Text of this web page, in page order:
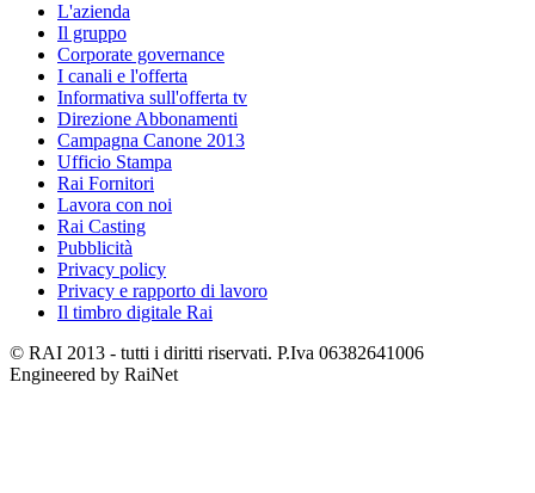
L'azienda
Il gruppo
Corporate governance
I canali e l'offerta
Informativa sull'offerta tv
Direzione Abbonamenti
Campagna Canone 2013
Ufficio Stampa
Rai Fornitori
Lavora con noi
Rai Casting
Pubblicità
Privacy policy
Privacy e rapporto di lavoro
Il timbro digitale Rai
© RAI 2013 - tutti i diritti riservati. P.Iva 06382641006
Engineered by RaiNet